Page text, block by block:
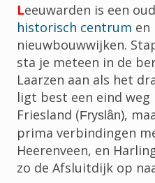
Leeuwarden is een
historisch centrum en
nieuwbouwwijken.
sta je meteen in de
Laarzen aan als het
ligt best een eind
Friesland (Fryslân),
prima verbindingen
Heerenveen, en
zo de Afsluitdijk op